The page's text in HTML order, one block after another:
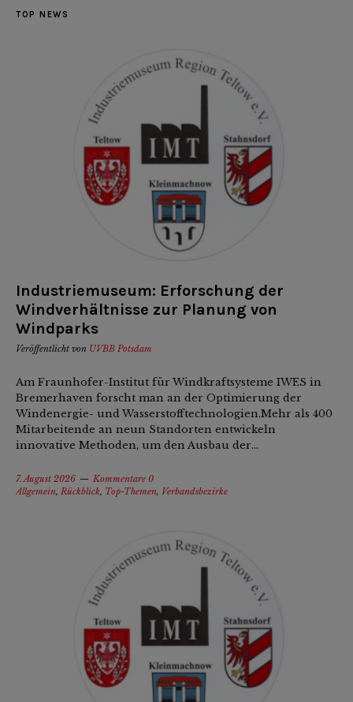
TOP NEWS
Industriemuseum: Erforschung der
Windverhältnisse zur Planung von
Windparks
Veröffentlicht von UVBB Potsdam
Am Fraunhofer-Institut für Windkraftsysteme IWES in
Bremerhaven forscht man an der Optimierung der
Windenergie- und Wasserstofftechnologien.Mehr als 400
Mitarbeitende an neun Standorten entwickeln
innovative Methoden, um den Ausbau der...
7. August 2026
Kommentare 0
Allgemein, Rückblick, Top-Themen, Verbandsbezirke